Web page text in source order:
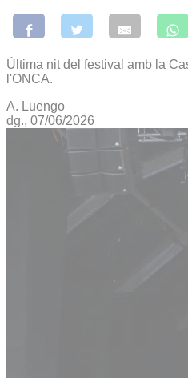
Última nit del festival amb la
l'ONCA.
A. Luengo
dg., 07/06/2026